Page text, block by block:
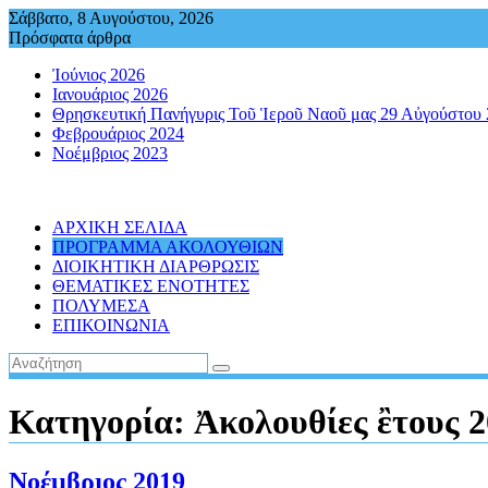
Περάστε
στο
Σάββατο, 8 Αυγούστου, 2026
Πρόσφατα άρθρα
Ἰούνιος 2026
Ιανουάριος 2026
Θρησκευτική Πανήγυρις Τοῦ Ἱεροῦ Ναοῦ μας 29 Αὐγούστου
Φεβρουάριος 2024
Νοέμβριος 2023
ΑΡΧΙΚΗ ΣΕΛΙΔΑ
ΠΡΟΓΡΑΜΜΑ ΑΚΟΛΟΥΘΙΩΝ
ΔΙΟΙΚΗΤΙΚΗ ΔΙΑΡΘΡΩΣΙΣ
ΘΕΜΑΤΙΚΕΣ ΕΝΟΤΗΤΕΣ
ΠΟΛΥΜΕΣΑ
ΕΠΙΚΟΙΝΩΝΙΑ
Κατηγορία: Ἀκολουθίες ἒτους
Νοέμβριος 2019